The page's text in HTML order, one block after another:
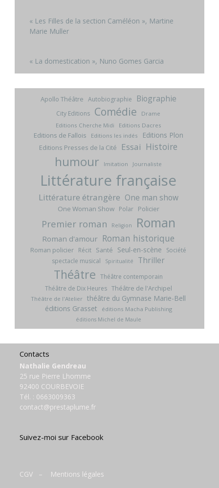
« Les Filles de la section Caméléon », Martine
Marie Muller
« La domestication », Nuno Gomes Garcia
Apollo Théâtre Autobiographie Biographie
City Editions Comédie
Drame
Editions Cherche Midi
Editions Dacres
Editions de Fallois Editions les indés Editions Plon
Editions Presses de la Cité Essai Histoire
humour Imitation Journaliste
Littérature française
Littérature étrangère One man show
One Woman Show Polar Policier
Premier roman Religion Roman
Roman d'amour Roman historique
Roman policier Récit Santé Seul-en-scène
Société
spectacle musical
Spiritualité Thriller
Théâtre Théâtre contemporain
Théâtre de Dix Heures Théâtre de l'Archipel
Théâtre de l'Atelier théâtre du Gymnase Marie-Bell
éditions Grasset
éditions Macha Publishing
éditions Michel de Maule
Contacts
Nathalie Gendreau
25 rue Pierre Lhomme
92400 COURBEVOIE
Tél. : 0663009363
contact@prestaplume.fr
Suivez-moi sur Facebook
CGV – Mentions légales